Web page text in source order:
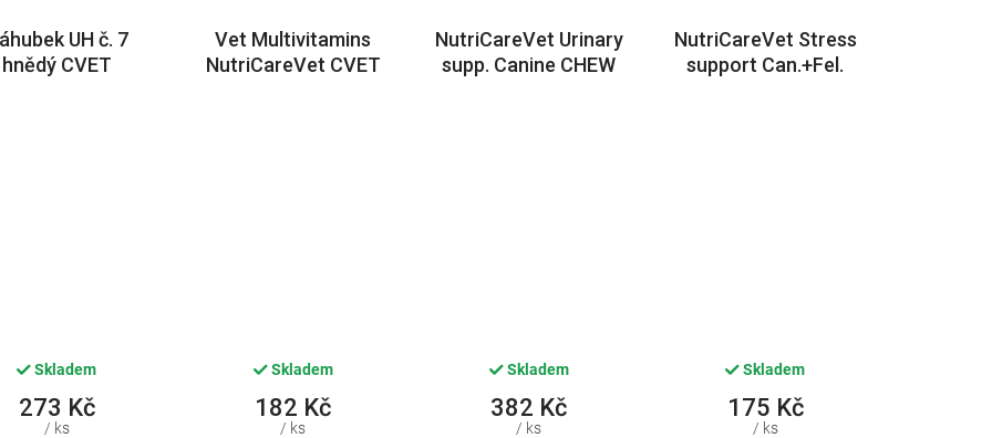
UH č. 7
hnědý CVET
Skladem
273 Kč
/ ks
Vet Multivitamins
NutriCareVet CVET
Skladem
182 Kč
/ ks
NutriCareVet Urinary
supp. Canine CHEW
Skladem
382 Kč
/ ks
NutriCareVet Stress
support Can.+Fel.
Skladem
175 Kč
/ ks